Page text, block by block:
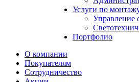
Услуги по
Управление
Портфолио
О компании
Покупателям
Сотрудничество